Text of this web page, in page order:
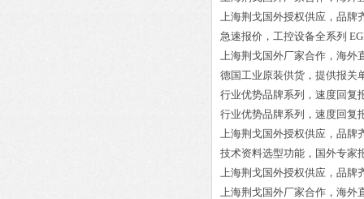
上海荆戈国外授权供应，品牌
急速报价，工控设备全系列
上海荆戈国外厂家合作，海外
德国工业原装供货，提供报关
行业优势品牌系列，速度回复
行业优势品牌系列，速度回复
上海荆戈国外授权供应，品牌
技术资料选型功能，国外专家
上海荆戈国外授权供应，品牌
上海荆戈国外厂家合作，海外